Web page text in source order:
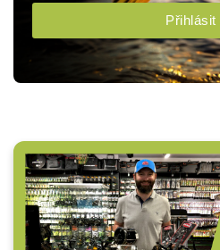
Přihlásit